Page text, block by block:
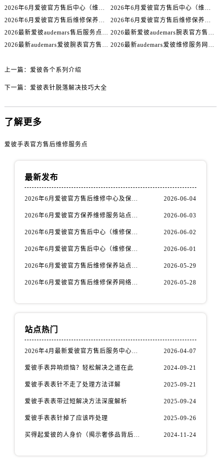
内蒙古自治区呼伦贝尔市海拉尔区中央街爱彼售后服务中心（需提前预约）
内蒙古自治区通辽市科尔沁区明仁大街爱彼售后服务中心（需提前预约）
内蒙古自治区乌海市海勃湾区人民南路爱彼售后服务中心（需提前预约）
内蒙古自治区乌兰察布市集宁区恩和大街爱彼售后服务中心（需提前预约）
2026年6月爱彼官方售后中心（维修保养）网点迁移及新设补充最终版发布完毕
2026年6月爱彼官方售后中心（维修保养）网点最终迁移及新设确认
2026年6月爱彼官方售后维修保养站点清单补充最终版（搬迁+新开）
2026年6月爱彼官方售后维修保养网络迁址及新设点速报
2026最新爱彼audemars售后服务点地址调研报告
2026最新爱彼audemars腕表官方售后维修点地址考察报告
2026最新audemars爱彼腕表官方售后服务网点地址考察报告
2026最新audemars爱彼维修服务网点地址考察报告
上一篇： 爱彼各个系列介绍
下一篇： 爱彼表针脱落解决技巧大全
了解更多
爱彼手表官方售后维修服务点
最新发布
2026年6月爱彼官方售后维修中心及保养中心迁址新增全记录文本内容 2026-06-04
2026年6月爱彼官方保养维修服务站点迁移及新设总览文件详细说明公示 2026-06-03
2026年6月爱彼官方售后中心（维修保养）网点迁移及新设补充最终版发布完毕 2026-06-02
2026年6月爱彼官方售后中心（维修保养）网点最终迁移及新设确认 2026-06-01
2026年6月爱彼官方售后维修保养站点清单补充最终版（搬迁+新开） 2026-05-29
2026年6月爱彼官方售后维修保养网络迁址及新设点速报 2026-05-28
站点热门
2026年4月最新爱彼官方售后服务中心网点考察报告（新址） 2026-04-07
爱彼手表异响烦恼？轻松解决之道在此 2024-09-21
爱彼手表表针不走了处理方法详解 2025-09-21
爱彼手表表带过短解决方法深度解析 2025-09-24
爱彼手表表针掉了应该咋处理 2025-09-26
买得起爱彼的人身价（揭示奢侈品背后的价值观与消费观） 2024-11-24